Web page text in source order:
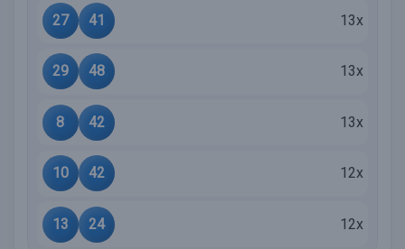
27 41 13x
29 48 13x
8 42 13x
10 42 12x
13 24 12x